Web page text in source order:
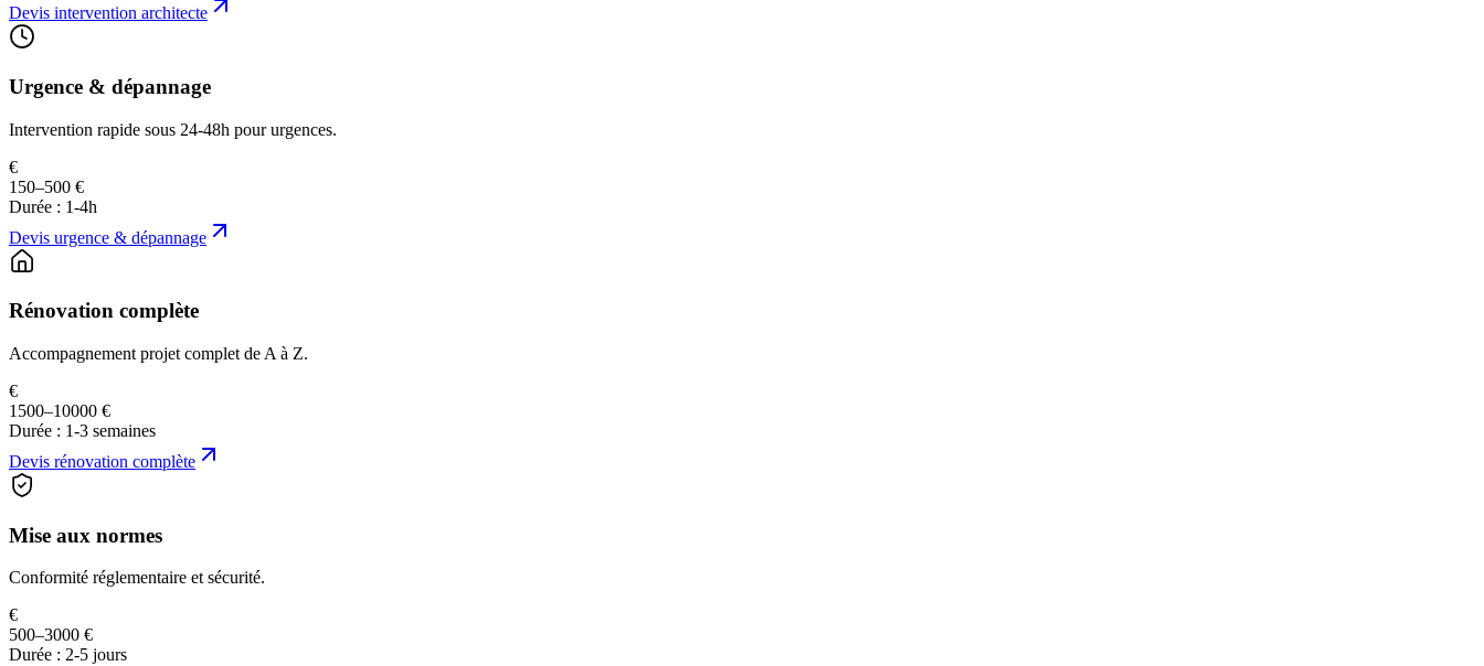
Devis intervention architecte
Urgence & dépannage
Intervention rapide sous 24-48h pour urgences.
€
150–500 €
Durée : 1-4h
Devis urgence & dépannage
Rénovation complète
Accompagnement projet complet de A à Z.
€
1500–10000 €
Durée : 1-3 semaines
Devis rénovation complète
Mise aux normes
Conformité réglementaire et sécurité.
€
500–3000 €
Durée : 2-5 jours